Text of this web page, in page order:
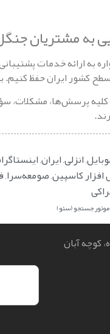
به مشتریان
به ارائه خدمات
کشور ایران حفظ کنیم.
کلیه پرسش‌ها، مشکلات،
,انزلی,ایران,
کاسپین,صومعه‌سرا,
کوچه آبان